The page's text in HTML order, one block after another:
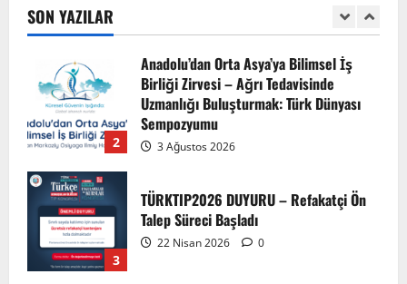
SON YAZILAR1
2
Anadolu’dan Orta Asya’ya Bilimsel İş
Birliği Zirvesi – Ağrı Tedavisinde
Uzmanlığı Buluşturmak: Türk Dünyası
Sempozyumu
3 Ağustos 2026
3
TÜRKTIP2026 DUYURU – Refakatçi Ön
Talep Süreci Başladı
22 Nisan 2026 0